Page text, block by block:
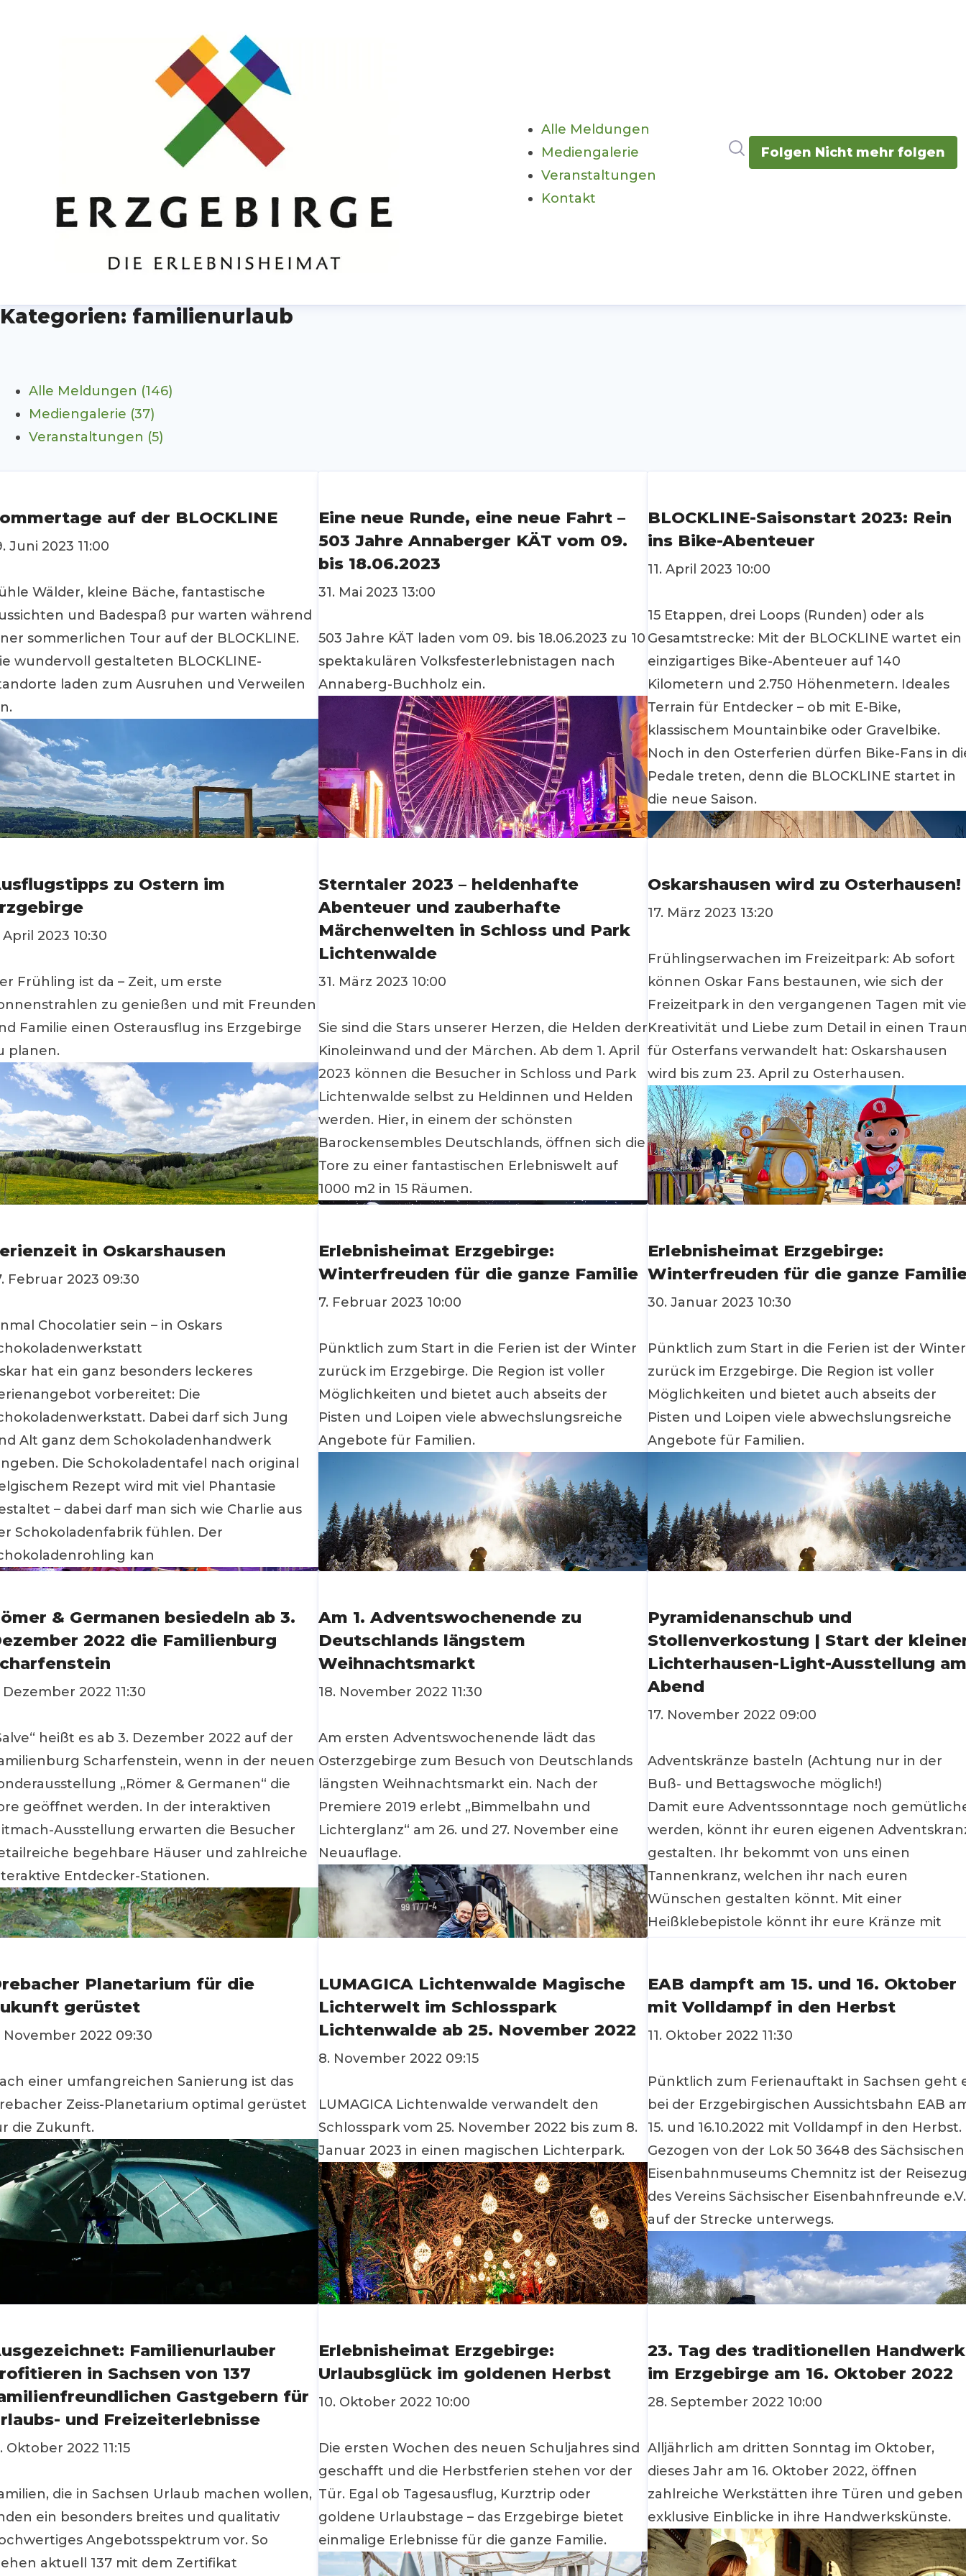
Alle Meldungen
Mediengalerie
Veranstaltungen
Kontakt
Im Newsroom suchen
Folgen Nicht mehr folgen
Kategorien: familienurlaub
Alle Meldungen (146)
Mediengalerie (37)
Veranstaltungen (5)
auf der BLOCKLINE
Juni 2023 11:00
Wälder, kleine Bäche, fantastische
und Badespaß pur warten während
sommerlichen Tour auf der BLOCKLINE.
wundervoll gestalteten BLOCKLINE-
laden zum Ausruhen und Verweilen
Eine neue Runde, eine neue Fahrt –
503 Jahre Annaberger KÄT vom 09.
bis 18.06.2023
31. Mai 2023 13:00
503 Jahre KÄT laden vom 09. bis 18.06.2023 zu 10
spektakulären Volksfesterlebnistagen nach
Annaberg-Buchholz ein.
BLOCKLINE-Saisonstart 2023: Rein
ins Bike-Abenteuer
11. April 2023 10:00
15 Etappen, drei Loops (Runden) oder als
Gesamtstrecke: Mit der BLOCKLINE wartet ein
einzigartiges Bike-Abenteuer auf 140
Kilometern und 2.750 Höhenmetern. Ideales
Terrain für Entdecker – ob mit E-Bike,
klassischem Mountainbike oder Gravelbike.
Noch in den Osterferien dürfen Bike-Fans in
Pedale treten, denn die BLOCKLINE startet in
die neue Saison.
zu Ostern im
April 2023 10:30
Frühling ist da – Zeit, um erste
zu genießen und mit Freunden
Familie einen Osterausflug ins Erzgebirge
planen.
Sterntaler 2023 – heldenhafte
Abenteuer und zauberhafte
Märchenwelten in Schloss und Park
Lichtenwalde
31. März 2023 10:00
Sie sind die Stars unserer Herzen, die Helden der
Kinoleinwand und der Märchen. Ab dem 1. April
2023 können die Besucher in Schloss und Park
Lichtenwalde selbst zu Heldinnen und Helden
werden. Hier, in einem der schönsten
Barockensembles Deutschlands, öffnen sich die
Tore zu einer fantastischen Erlebniswelt auf
1000 m2 in 15 Räumen.
Oskarshausen wird zu Osterhausen!
17. März 2023 13:20
Frühlingserwachen im Freizeitpark: Ab sofort
können Oskar Fans bestaunen, wie sich der
Freizeitpark in den vergangenen Tagen mit
Kreativität und Liebe zum Detail in einen
für Osterfans verwandelt hat: Oskarshausen
wird bis zum 23. April zu Osterhausen.
in Oskarshausen
Februar 2023 09:30
Chocolatier sein – in Oskars
hat ein ganz besonders leckeres
vorbereitet: Die
Dabei darf sich Jung
Alt ganz dem Schokoladenhandwerk
Die Schokoladentafel nach original
Rezept wird mit viel Phantasie
– dabei darf man sich wie Charlie aus
Schokoladenfabrik fühlen. Der
kan
Erlebnisheimat Erzgebirge:
Winterfreuden für die ganze Familie
7. Februar 2023 10:00
Pünktlich zum Start in die Ferien ist der Winter
zurück im Erzgebirge. Die Region ist voller
Möglichkeiten und bietet auch abseits der
Pisten und Loipen viele abwechslungsreiche
Angebote für Familien.
Erlebnisheimat Erzgebirge:
Winterfreuden für die ganze
30. Januar 2023 10:30
Pünktlich zum Start in die Ferien ist der Winter
zurück im Erzgebirge. Die Region ist voller
Möglichkeiten und bietet auch abseits der
Pisten und Loipen viele abwechslungsreiche
Angebote für Familien.
& Germanen besiedeln ab 3.
2022 die Familienburg
Dezember 2022 11:30
heißt es ab 3. Dezember 2022 auf der
Scharfenstein, wenn in der neuen
„Römer & Germanen“ die
geöffnet werden. In der interaktiven
Ausstellung erwarten die Besucher
begehbare Häuser und zahlreiche
Entdecker-Stationen.
Am 1. Adventswochenende zu
Deutschlands längstem
Weihnachtsmarkt
18. November 2022 11:30
Am ersten Adventswochenende lädt das
Osterzgebirge zum Besuch von Deutschlands
längsten Weihnachtsmarkt ein. Nach der
Premiere 2019 erlebt „Bimmelbahn und
Lichterglanz“ am 26. und 27. November eine
Neuauflage.
Pyramidenanschub und
Stollenverkostung | Start der
Lichterhausen-Light-Ausstellung
Abend
17. November 2022 09:00
Adventskränze basteln (Achtung nur in der
Buß- und Bettagswoche möglich!)
Damit eure Adventssonntage noch
werden, könnt ihr euren eigenen
gestalten. Ihr bekommt von uns einen
Tannenkranz, welchen ihr nach euren
Wünschen gestalten könnt. Mit einer
Heißklebepistole könnt ihr eure Kränze mit
Planetarium für die
gerüstet
November 2022 09:30
einer umfangreichen Sanierung ist das
Zeiss-Planetarium optimal gerüstet
die Zukunft.
LUMAGICA Lichtenwalde Magische
Lichterwelt im Schlosspark
Lichtenwalde ab 25. November 2022
8. November 2022 09:15
LUMAGICA Lichtenwalde verwandelt den
Schlosspark vom 25. November 2022 bis zum 8.
Januar 2023 in einen magischen Lichterpark.
EAB dampft am 15. und 16. Oktober
mit Volldampf in den Herbst
11. Oktober 2022 11:30
Pünktlich zum Ferienauftakt in Sachsen geht
bei der Erzgebirgischen Aussichtsbahn EAB
15. und 16.10.2022 mit Volldampf in den Herbst.
Gezogen von der Lok 50 3648 des Sächsischen
Eisenbahnmuseums Chemnitz ist der
des Vereins Sächsischer Eisenbahnfreunde e.V.
auf der Strecke unterwegs.
Familienurlauber
in Sachsen von 137
Gastgebern für
und Freizeiterlebnisse
Oktober 2022 11:15
die in Sachsen Urlaub machen wollen,
ein besonders breites und qualitativ
Angebotsspektrum vor. So
aktuell 137 mit dem Zertifikat
Erlebnisheimat Erzgebirge:
Urlaubsglück im goldenen Herbst
10. Oktober 2022 10:00
Die ersten Wochen des neuen Schuljahres sind
geschafft und die Herbstferien stehen vor der
Tür. Egal ob Tagesausflug, Kurztrip oder
goldene Urlaubstage – das Erzgebirge bietet
einmalige Erlebnisse für die ganze Familie.
23. Tag des traditionellen
im Erzgebirge am 16. Oktober 2022
28. September 2022 10:00
Alljährlich am dritten Sonntag im Oktober,
dieses Jahr am 16. Oktober 2022, öffnen
zahlreiche Werkstätten ihre Türen und geben
exklusive Einblicke in ihre Handwerkskünste.